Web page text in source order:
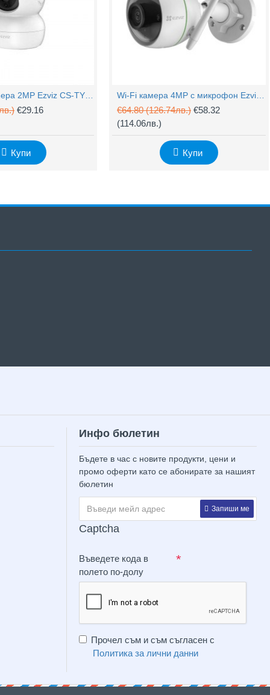
PTZ Wi-Fi камера 2MP Ezviz CS-TY1 с микрофон
€29.16
Купи
Wi-Fi камера 4MP с микрофон Ezviz CS-H3c
€64.80(126.74лв.) €58.32
(114.06лв.)
Купи
Инфо бюлетин
Бъдете в час с новите продукти, цени и
промо оферти като се абонирате за нашият
бюлетин
Запиши ме
Captcha
Въведете кода в
полето по-долу
Прочел съм и съм съгласен с
Политика за лични данни